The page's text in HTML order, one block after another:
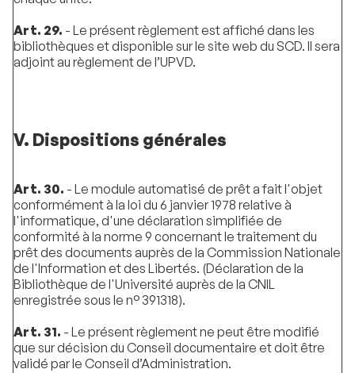
Art. 29. - Le présent règlement est affiché dans les
bibliothèques et disponible sur le site web du SCD. Il sera
adjoint au règlement de l’UPVD.
V. Dispositions générales
Art. 30. - Le module automatisé de prêt a fait l'objet
conformément à la loi du 6 janvier 1978 relative à
l'informatique, d'une déclaration simplifiée de
conformité à la norme 9 concernant le traitement du
prêt des documents auprès de la Commission Nationale
de l'Information et des Libertés. (Déclaration de la
Bibliothèque de l'Université auprès de la CNIL
enregistrée sous le n° 391318).
Art. 31. - Le présent règlement ne peut être modifié
que sur décision du Conseil documentaire et doit être
validé par le Conseil d’Administration.